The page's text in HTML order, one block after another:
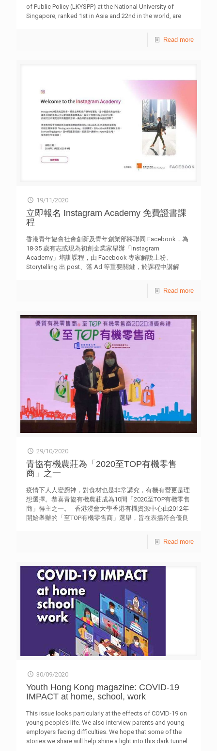
of Public Policy (LKYSPP) at the National University of
Singapore, ranked 1st in Asia and 22nd in the world, are
young talents professionally with a wider vision and
HKFYG. Exclusive pre-assessment and assistance will be
provided by LKYSPP to our nominees to submit the best
application and stand a[…]
Read more
19/11/2020
立即報名 Instagram Academy 免費證書課
程
香港青年協會社會創新及青年創業部將聯同 Facebook，為
18-35 歲有志或現為初創企業家舉辦「Instagram
Academy」培訓課程，由 Facebook 專家解說上粉、
Storytelling 出 post、落 Ad 等重要關鍵，於課程中講解
Instagram 創業歷程，以及舉辦兩場網上業務諮詢活動，讓
活動日期： 2020 年 12 月至 2021 年 4 月 （合共 5 次課程、
2 次 Facebook Live 嘉賓分享、2 次 Facebook 專家諮詢及
1 次學員總結分享。表現優秀的學員，有機會於4月獲推薦
與指定的香港小店會面並進行實習。） 課程內容： –
Instagram 品牌經營攻略 (基礎班) – Instagram 品牌經營學
堂：內容篇 (基礎班) – Instagram 品牌經營學堂： 內容篇
(進階班) – Instagram 品牌經營學堂： 品牌推廣篇 (基礎班)
– Instagram 品牌經營學堂：績效營銷篇 (進階班) – Live for
all：Instagram 成功創業者及網絡紅人 KOL 分享 – 網上業務
諮詢活動 上課模式：Zoom 網上教學 對象：18 – 35歲；
有潛質成為年青初創企業家及現為年青初創企業家者優先
教學語言：英語教材；以粵語教學 證書：參加者出席率達
80% 或上，可獲頒由香港青年協會及 Facebook 聯署的參加
80%或以上，協會將於活動完結後一個月內退回按金。）
截止日期：2020年12月11日（星期五） 立即報名：
https://bit.ly/3pAUJzV
Read more
29/10/2020
青協有機農莊為「2020至TOP有機零售
商」之一
疫情下人人變廚神，對食材也是非常講究，有機有營更是理
想選擇。恭喜青協有機農莊成為10間「2020至TOP有機零售
商」得主之一。 香港浸會大學香港有機資源中心由2012年
開始舉辦的「至TOP有機零售商」選舉，旨在表揚符合優良
Read more
30/09/2020
Youth Hong Kong magazine: COVID-19
IMPACT at home, school, work
This issue looks particularly at the effects of COVID-19 on
young people’s life. We also interview parents and young
employers facing difficulties. We hope that some of the
stories we share will help shine a light into this dark tunnel.